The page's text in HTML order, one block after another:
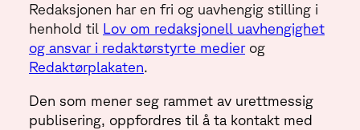
Redaksjonen har en fri og uavhengig stilling i
henhold til Lov om redaksjonell uavhengighet
og ansvar i redaktørstyrte medierog
Redaktørplakaten.
Den som mener seg rammet av urettmessig
publisering, oppfordres til å ta kontakt med